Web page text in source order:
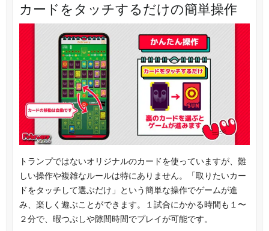
カードをタッチするだけの簡単操作
トランプではないオリジナルのカードを使っていますが、難
しい操作や複雑なルールは特にありません。「取りたいカー
ドをタッチして選ぶだけ」という簡単な操作でゲームが進
み、楽しく遊ぶことができます。１試合にかかる時間も１〜
２分で、暇つぶしや隙間時間でプレイが可能です。